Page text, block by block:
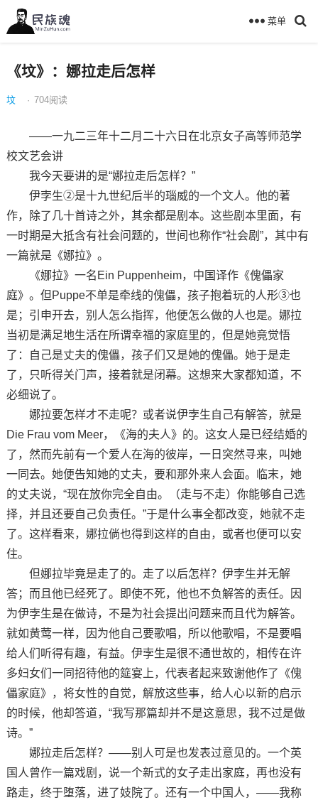
菜单
《坟》：娜拉走后怎样
坟 · 704阅读
——一九二三年十二月二十六日在北京女子高等师范学
校文艺会讲
我今天要讲的是“娜拉走后怎样？”
伊孛生②是十九世纪后半的瑙威的一个文人。他的著
作，除了几十首诗之外，其余都是剧本。这些剧本里面，有
一时期是大抵含有社会问题的，世间也称作“社会剧”，其中有
一篇就是《娜拉》。
《娜拉》一名Ein Puppenheim，中国译作《傀儡家
庭》。但Puppe不单是牵线的傀儡，孩子抱着玩的人形③也
是；引申开去，别人怎么指挥，他便怎么做的人也是。娜拉
当初是满足地生活在所谓幸福的家庭里的，但是她竟觉悟
了：自己是丈夫的傀儡，孩子们又是她的傀儡。她于是走
了，只听得关门声，接着就是闭幕。这想来大家都知道，不
必细说了。
娜拉要怎样才不走呢？或者说伊孛生自己有解答，就是
Die Frau vom Meer，《海的夫人》的。这女人是已经结婚的
了，然而先前有一个爱人在海的彼岸，一日突然寻来，叫她
一同去。她便告知她的丈夫，要和那外来人会面。临末，她
的丈夫说，“现在放你完全自由。（走与不走）你能够自己选
择，并且还要自己负责任。”于是什么事全都改变，她就不走
了。这样看来，娜拉倘也得到这样的自由，或者也便可以安
住。
但娜拉毕竟是走了的。走了以后怎样？伊孛生并无解
答；而且他已经死了。即使不死，他也不负解答的责任。因
为伊孛生是在做诗，不是为社会提出问题来而且代为解答。
就如黄莺一样，因为他自己要歌唱，所以他歌唱，不是要唱
给人们听得有趣，有益。伊孛生是很不通世故的，相传在许
多妇女们一同招待他的筵宴上，代表者起来致谢他作了《傀
儡家庭》，将女性的自觉，解放这些事，给人心以新的启示
的时候，他却答道，“我写那篇却并不是这意思，我不过是做
诗。”
娜拉走后怎样？——别人可是也发表过意见的。一个英
国人曾作一篇戏剧，说一个新式的女子走出家庭，再也没有
路走，终于堕落，进了妓院了。还有一个中国人，——我称